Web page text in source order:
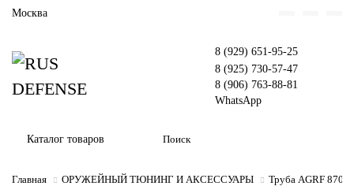
Москва
8 (929) 651-95-25
8 (925) 730-57-47
8 (906) 763-88-81
WhatsApp
Каталог товаров
Главная ОРУЖЕЙНЫЙ ТЮНИНГ И АКСЕССУАРЫ Труба AGRF 870